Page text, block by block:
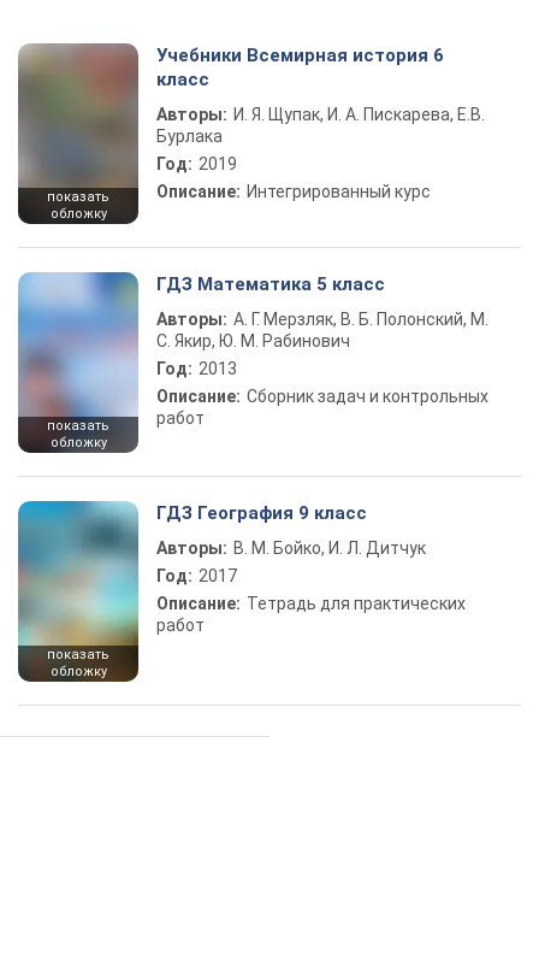
показать
обложку
Учебники Всемирная история 6
класс
Авторы: И. Я. Щупак, И. А. Пискарева, Е.В.
Бурлака
Год: 2019
Описание: Интегрированный курс
показать
обложку
ГДЗ Математика 5 класс
Авторы: А. Г. Мерзляк, В. Б. Полонский, М.
С. Якир, Ю. М. Рабинович
Год: 2013
Описание: Сборник задач и контрольных
работ
показать
обложку
ГДЗ География 9 класс
Авторы: В. М. Бойко, И. Л. Дитчук
Год: 2017
Описание: Тетрадь для практических
работ